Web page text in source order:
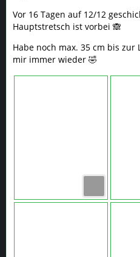
Vor 16 Tagen auf 12/12
Hauptstretsch ist vorbei 🙈
Habe noch max. 35 cm bis zur
mir immer wieder 🤣